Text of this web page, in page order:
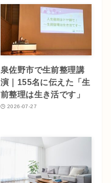
泉佐野市で生前整理講
演｜155名に伝えた「生
前整理は生き活です」
2026-07-27